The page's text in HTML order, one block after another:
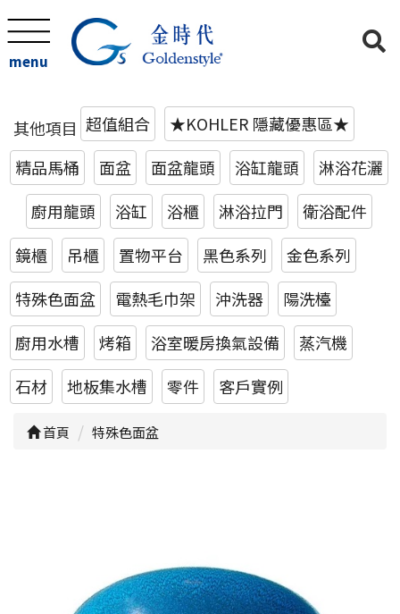
menu
其他項目 超值組合
★KOHLER 隱藏優惠區★
精品馬桶
面盆 面盆龍頭 浴缸龍頭
淋浴花灑
廚用龍頭
浴缸 浴櫃 淋浴拉門
衛浴配件
鏡櫃
吊櫃 置物平台 黑色系列
金色系列
特殊色面盆
電熱毛巾架 沖洗器
陽洗檯
廚用水槽
烤箱 浴室暖房換氣設備
蒸汽機
石材
地板集水槽 零件 客戶實例
首頁 特殊色面盆